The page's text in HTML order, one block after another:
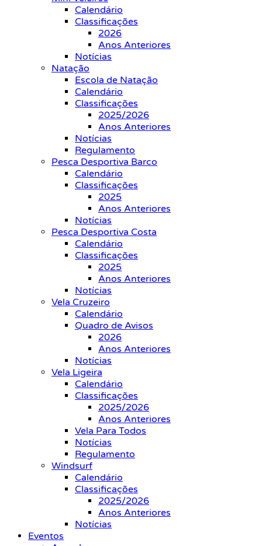
Calendário
Classificações
2026
Anos Anteriores
Notícias
Natação
Escola de Natação
Calendário
Classificações
2025/2026
Anos Anteriores
Notícias
Regulamento
Pesca Desportiva Barco
Calendário
Classificações
2025
Anos Anteriores
Notícias
Pesca Desportiva Costa
Calendário
Classificações
2025
Anos Anteriores
Notícias
Vela Cruzeiro
Calendário
Quadro de Avisos
2026
Anos Anteriores
Notícias
Vela Ligeira
Calendário
Classificações
2025/2026
Anos Anteriores
Vela Para Todos
Notícias
Regulamento
Windsurf
Calendário
Classificações
2025/2026
Anos Anteriores
Notícias
Eventos